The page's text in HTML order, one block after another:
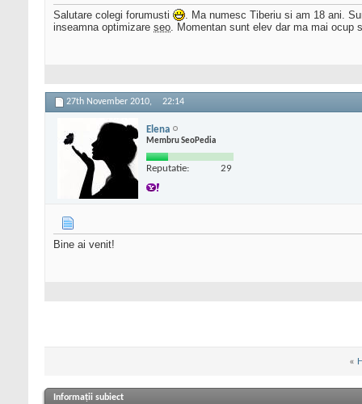
Salutare colegi forumusti
. Ma numesc Tiberiu si am 18 ani.
inseamna optimizare seo. Momentan sunt elev dar ma mai ocup
27th November 2010, 22:14
Elena
Membru SeoPedia
Reputatie: 29
Bine ai venit!
«
Informații subiect